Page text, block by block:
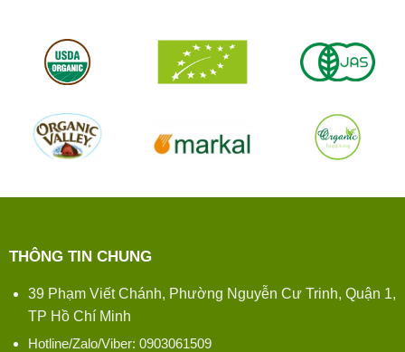
THÔNG TIN CHUNG
39 Phạm Viết Chánh, Phường Nguyễn Cư Trinh, Quận 1,
TP Hồ Chí Minh
Hotline/Zalo/Viber: 0903061509